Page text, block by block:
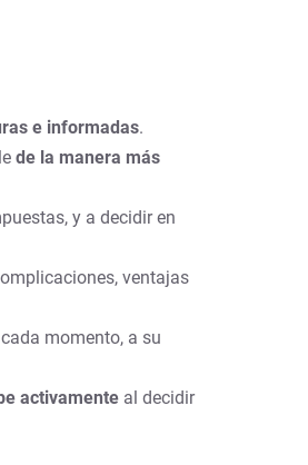
e informadas.
de la manera más
y a decidir en
ventajas
momento, a su
activamente al decidir